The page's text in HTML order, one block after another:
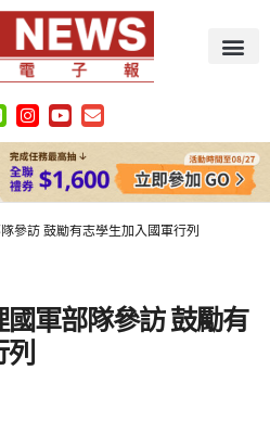
參訪 鼓勵有志學生加入國軍行列
軍部隊參訪 鼓勵有